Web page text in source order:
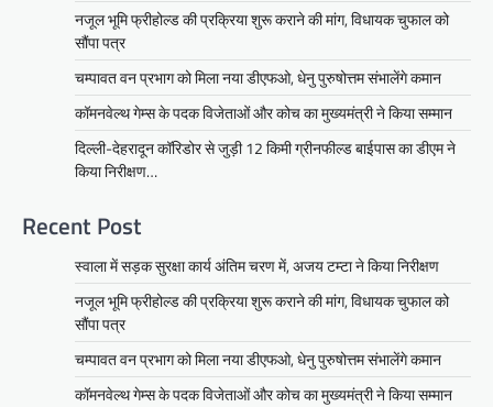
नजूल भूमि फ्रीहोल्ड की प्रक्रिया शुरू कराने की मांग, विधायक चुफाल को
सौंपा पत्र
चम्पावत वन प्रभाग को मिला नया डीएफओ, धेनु पुरुषोत्तम संभालेंगे कमान
कॉमनवेल्थ गेम्स के पदक विजेताओं और कोच का मुख्यमंत्री ने किया सम्मान
दिल्ली-देहरादून कॉरिडोर से जुड़ी 12 किमी ग्रीनफील्ड बाईपास का डीएम ने
किया निरीक्षण…
Recent Post
स्वाला में सड़क सुरक्षा कार्य अंतिम चरण में, अजय टम्टा ने किया निरीक्षण
नजूल भूमि फ्रीहोल्ड की प्रक्रिया शुरू कराने की मांग, विधायक चुफाल को
सौंपा पत्र
चम्पावत वन प्रभाग को मिला नया डीएफओ, धेनु पुरुषोत्तम संभालेंगे कमान
कॉमनवेल्थ गेम्स के पदक विजेताओं और कोच का मुख्यमंत्री ने किया सम्मान